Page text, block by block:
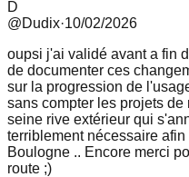
D
@Dudix·10/02/2026
oupsi j'ai validé avant a fin
de documenter ces
sur la progression de
sans compter les projets
seine rive extérieur qui
terriblement nécessaire
Boulogne .. Encore merci
route ;)